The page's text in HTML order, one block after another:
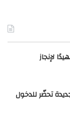
لإنجاز
جديدة تحضّر للدخول